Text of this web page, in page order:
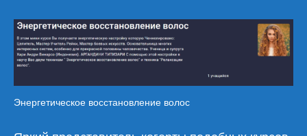
Энергетическое восстановление волос